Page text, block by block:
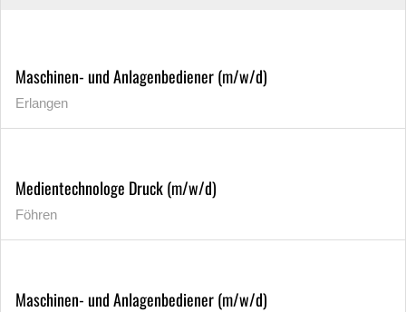
Maschinen- und Anlagenbediener (m/w/d)
Erlangen
Medientechnologe Druck (m/w/d)
Föhren
Maschinen- und Anlagenbediener (m/w/d)